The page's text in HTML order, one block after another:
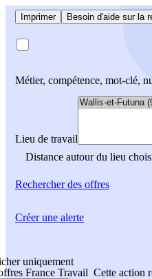
Imprimer Besoin d'aide sur la
Métier, compétence, mot-clé,
Lieu de travail
Distance autour du lieu
Rechercherdes offres
uniquement
France Travail Cette action
Créer une alerte